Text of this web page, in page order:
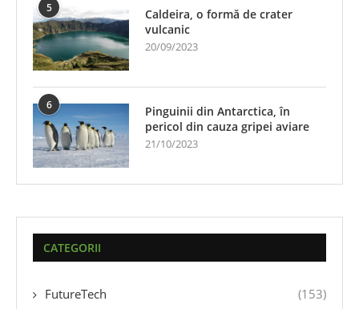
5
Caldeira, o formă de crater
vulcanic
20/09/2023
6
Pinguinii din Antarctica, în
pericol din cauza gripei aviare
21/10/2023
CATEGORII
FutureTech (153)